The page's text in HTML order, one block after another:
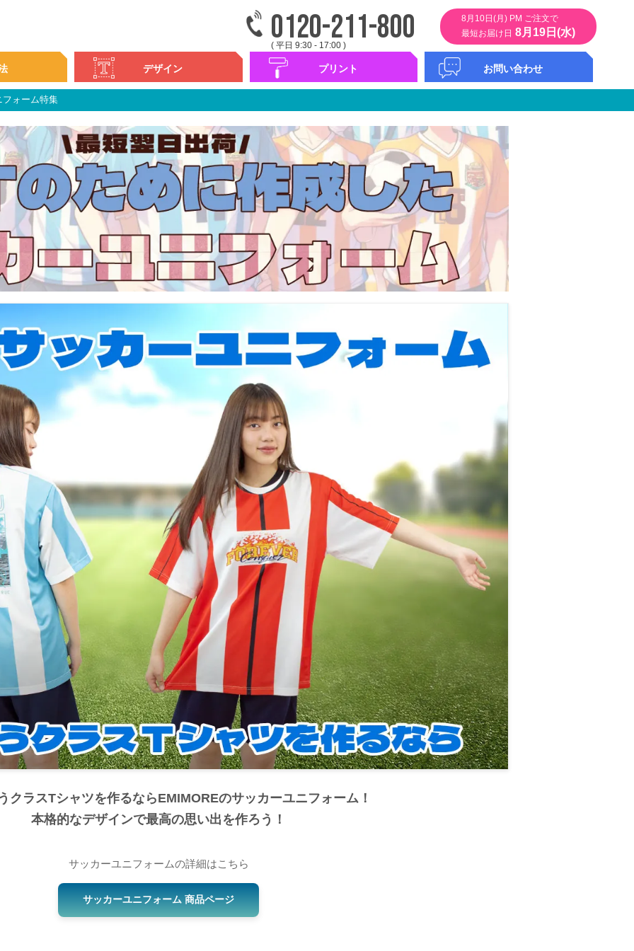
0120-211-800
( 平日 9:30 - 17:00 )
8月10日(月) PM ご注文で
最短お届け日 8月19日(水)
デザイン プリント お問い合わせ
ォーム特集
クラスTシャツを作るならEMIMOREのサッカーユニフォーム！
本格的なデザインで最高の思い出を作ろう！
サッカーユニフォームの詳細はこちら
サッカーユニフォーム 商品ページ